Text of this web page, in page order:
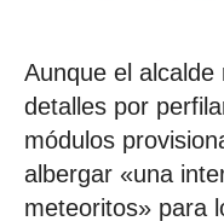
Aunque el
detalles por
módulos
albergar «una
meteoritos» para